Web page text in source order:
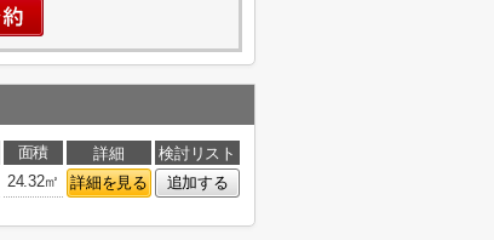
面積 詳細
検討リスト
24.32㎡ 詳細を見る 追加する